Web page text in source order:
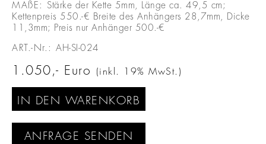
MAßE: Stärke der Kette 5mm, Länge ca. 49,5 cm;
Kettenpreis 550.-€ Breite des Anhängers 28,7mm, Dicke
11,3mm; Preis nur Anhänger 500.-€
ART.-Nr.: AH-SI-024
1.050 Euro (inkl. 19% MwSt.)
IN DEN WARENKORB
ANFRAGE SENDEN